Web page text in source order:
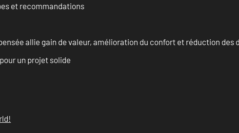
et recommandations
allie gain de valeur, amélioration du confort et réduction des
un projet solide